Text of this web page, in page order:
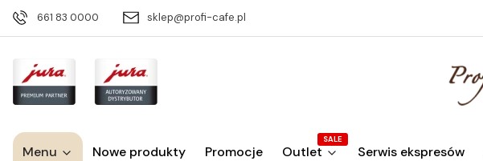
661 83 0000 sklep@profi-cafe.pl
Menu Nowe produkty Promocje Outlet
SALE
Serwis ekspresów